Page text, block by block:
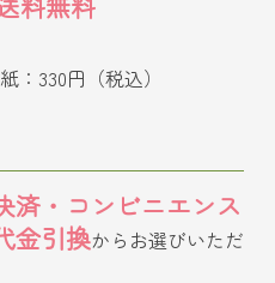
：330円（税込）
済・コンビニエンス
金引換からお選びいただ